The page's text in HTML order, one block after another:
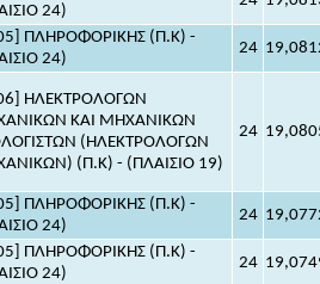
24)
ΠΛΗΡΟΦΟΡΙΚΗΣ (Π.Κ) -
24)
24
ΗΛΕΚΤΡΟΛΟΓΩΝ
ΚΑΙ ΜΗΧΑΝΙΚΩΝ
(ΗΛΕΚΤΡΟΛΟΓΩΝ
(Π.Κ) - (ΠΛΑΙΣΙΟ 19)
24
ΠΛΗΡΟΦΟΡΙΚΗΣ (Π.Κ) -
24)
24
ΠΛΗΡΟΦΟΡΙΚΗΣ (Π.Κ) -
24)
24